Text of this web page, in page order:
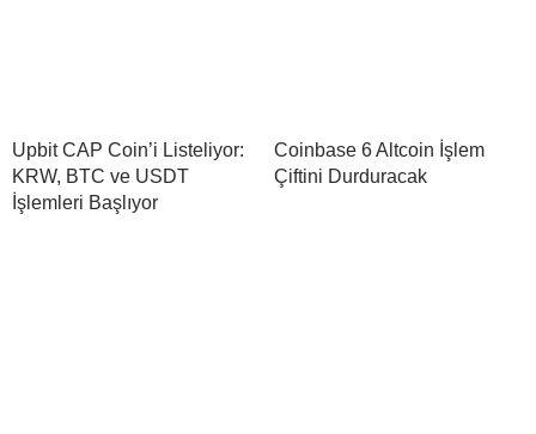
Upbit CAP Coin’i Listeliyor:
KRW, BTC ve USDT
İşlemleri Başlıyor
Coinbase 6 Altcoin İşlem
Çiftini Durduracak